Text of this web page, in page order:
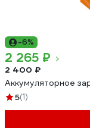
-6%
2 265 ₽
2 400 ₽
Аккумуляторное
5(1)